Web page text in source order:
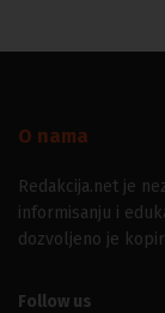
O nama
Redakcija.net je
informisanju i
dozvoljeno je
Follow us